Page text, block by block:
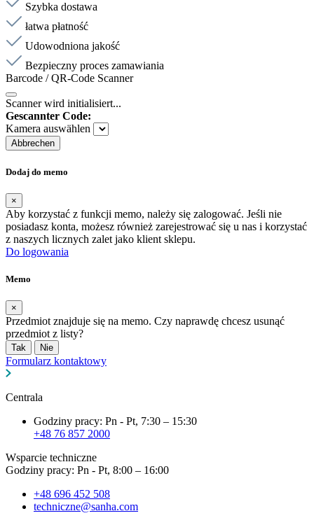
Szybka dostawa
łatwa płatność
Udowodniona jakość
Bezpieczny proces zamawiania
Barcode / QR-Code Scanner
Scanner wird initialisiert...
Gescannter Code:
Kamera auswählen
Abbrechen
Dodaj do memo
×
Aby korzystać z funkcji memo, należy się zalogować. Jeśli nie
posiadasz konta, możesz również zarejestrować się u nas i korzystać
z naszych licznych zalet jako klient sklepu.
Do logowania
Memo
×
Przedmiot znajduje się na memo. Czy naprawdę chcesz usunąć
przedmiot z listy?
Tak Nie
Formularz kontaktowy
Centrala
Godziny pracy: Pn - Pt, 7:30 – 15:30
+48 76 857 2000
Wsparcie techniczne
Godziny pracy: Pn - Pt, 8:00 – 16:00
+48 696 452 508
techniczne@sanha.com